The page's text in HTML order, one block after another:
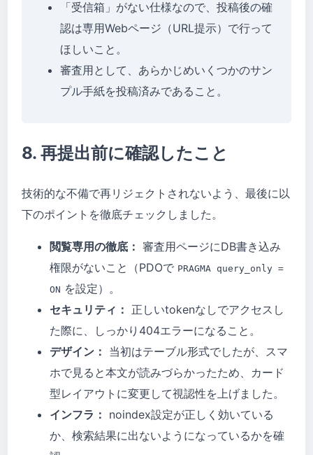
「受信箱」がない仕様なので、投稿後の確
認は専用Webページ（URL提示）で行って
ほしいこと。
審査用として、あらかじめいくつかのサン
プル手紙を投稿済みであること。
8. 再提出前に確認したこと
技術的な不備で再リジェクトされないよう、最後に以
下のポイントを徹底チェックしました。
閲覧専用の徹底： 審査用ページにDB書き込み
権限がないこと（PDOで PRAGMA query_only =
ON を設定）。
セキュリティ： 正しいtokenなしでアクセスし
た際に、しっかり404エラーになること。
デザイン： 当初はテーブル形式でしたが、スマ
ホで見ると本文が読みづらかったため、カード
型レイアウトに変更して視認性を上げました。
インフラ： noindex設定が正しく効いている
か、検索結果に出ないようになっているかを確